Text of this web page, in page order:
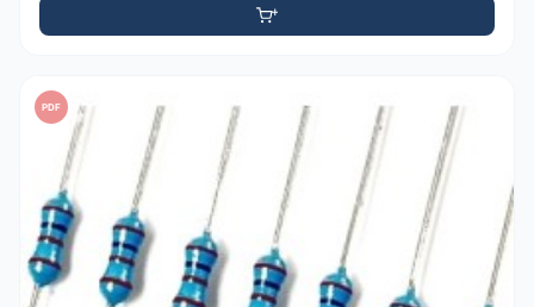
PDF